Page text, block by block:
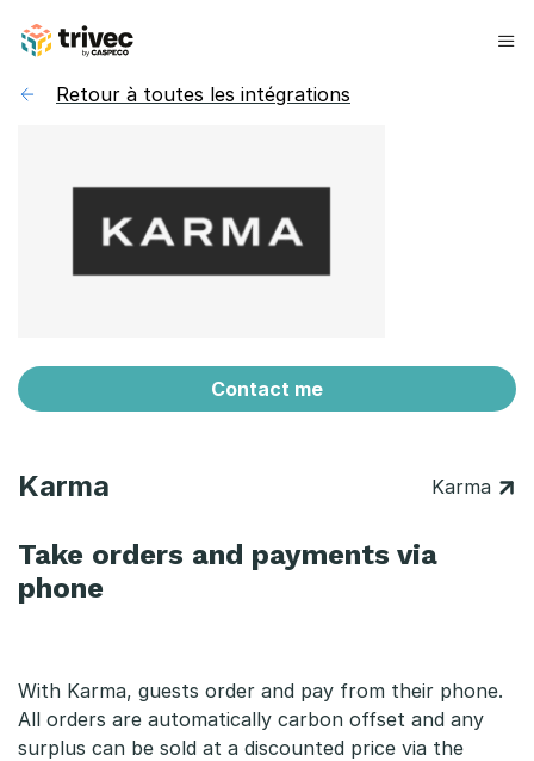
content
Retour à toutes les intégrations
Contact me
Karma Karma
Take orders and payments via
phone
With Karma, guests order and pay from their phone.
All orders are automatically carbon offset and any
surplus can be sold at a discounted price via the